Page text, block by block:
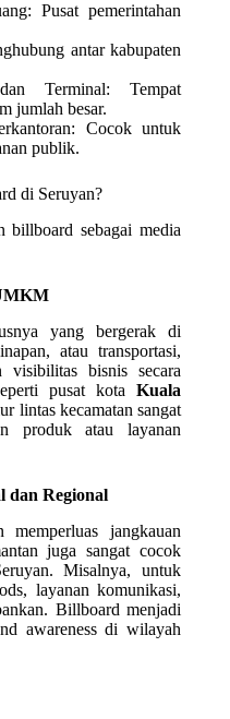
Pusat pemerintahan
antar kabupaten
Terminal: Tempat
jumlah besar.
Cocok untuk
publik.
di Seruyan?
billboard sebagai media
yang bergerak di
atau transportasi,
visibilitas bisnis secara
pusat kotaKuala
lintas kecamatan sangat
produk atau layanan
dan Regional
jangkauan
juga sangat cocok
Misalnya, untuk
layanan komunikasi,
Billboard menjadi
awareness di wilayah